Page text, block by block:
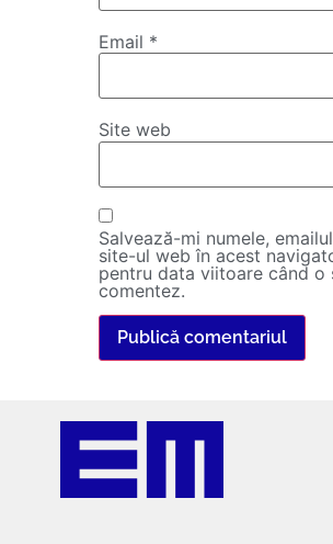
Email *
Site web
Salvează-mi numele,
site-ul web în acest
pentru data viitoare când o
comentez.